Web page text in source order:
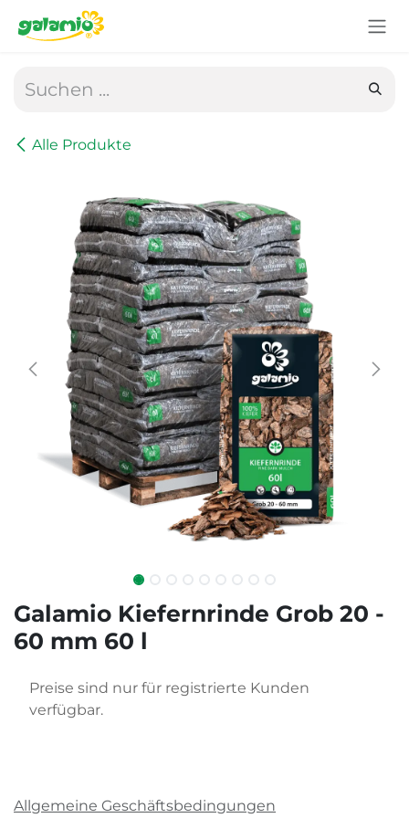
Zum Inhalt springen
Alle Produkte
Galamio Kiefernrinde Grob 20 -
60 mm 60 l
Preise sind nur für registrierte Kunden
verfügbar.
Allgemeine Geschäftsbedingungen